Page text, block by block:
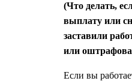
(Что делать,
выплату или
заставили
или
Если вы